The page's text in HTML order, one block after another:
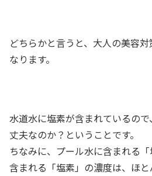
どちらかと言うと、大人の美容
なります。
水道水に塩素が含まれているの
丈夫なのか？ということです。
ちなみに、プール水に含まれる
含まれる「塩素」の濃度は、ほ